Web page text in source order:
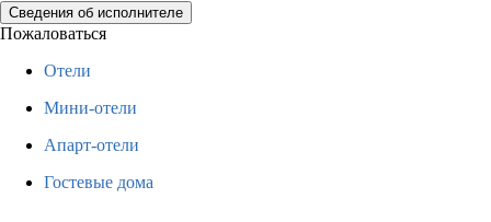
Сведения об исполнителе
Пожаловаться
Отели
Мини-отели
Апарт-отели
Гостевые дома